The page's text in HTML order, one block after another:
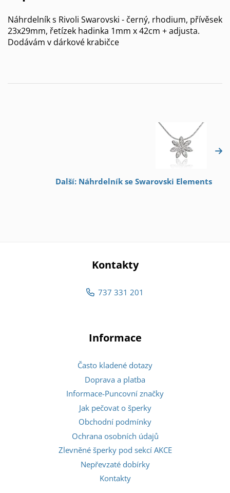
Náhrdelník s Rivoli Swarovski - černý, rhodium, přívěsek
23x29mm, řetízek hadinka 1mm x 42cm + adjusta.
Dodávám v dárkové krabičce
Další: Náhrdelník se Swarovski Elements
Kontakty
737 331 201
Informace
Často kladené dotazy
Doprava a platba
Informace-Puncovní značky
Jak pečovat o šperky
Obchodní podmínky
Ochrana osobních údajů
Zlevněné šperky pod sekcí AKCE
Nepřevzaté dobírky
Kontakty